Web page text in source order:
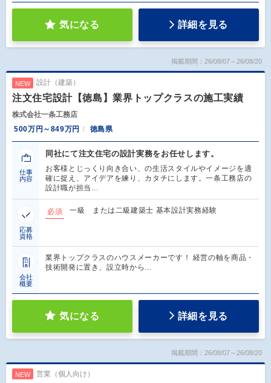
気になる 詳細を見る
掲載期間：26/08/07～26/08/20
NEW 設計（建築）
注文住宅設計【徳島】業界トップクラスの施工実績
株式会社一条工務店
500万円～849万円
徳島県
仕事
内容
同社にて注文住宅の設計実務をお任せします。
お客様とじっくり向き合い、の生活スタイルやイメージを適
確に捉え、アイデアを練り、カタチにします。一条工務店の
設計職が担当…
応募
資格
必須 一級 または二級建築士 基本設計実務経験
会社
概要
業界トップクラスのハウスメーカーです！ 経営の軸を商品・
技術開発に置き、設立時から…
気になる 詳細を見る
掲載期間：26/08/07～26/08/20
NEW 営業（個人向け）